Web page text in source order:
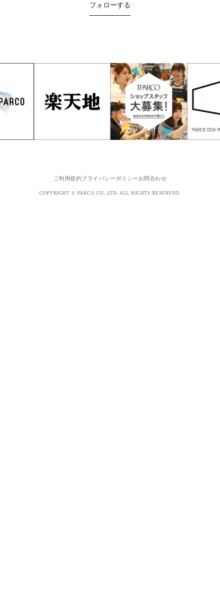
フォローする
ご利用規約プライバシーポリシー お問合わせ
COPYRIGHT © PARCO.CO.,LTD. ALL RIGHTS RESERVED.